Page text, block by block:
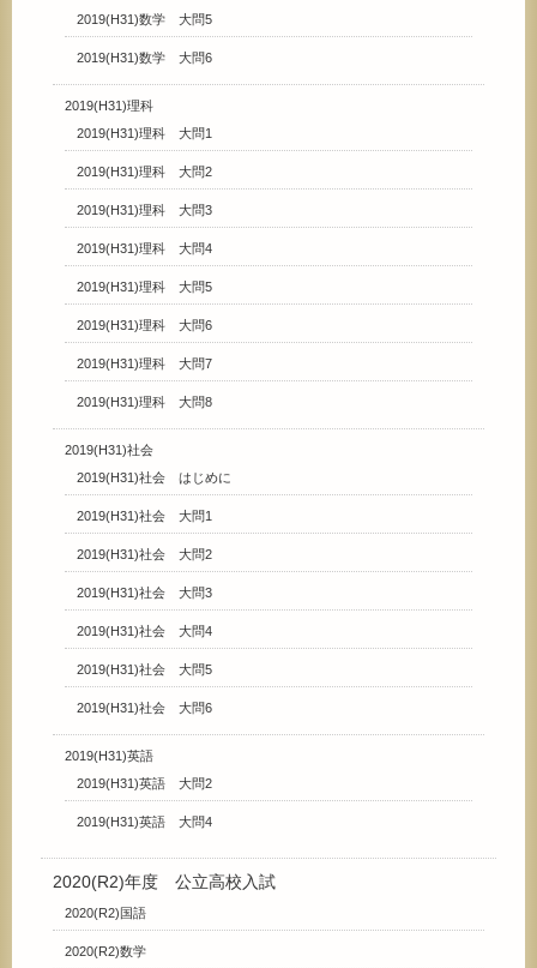
2019(H31)数学 大問5
2019(H31)数学 大問6
2019(H31)理科
2019(H31)理科 大問1
2019(H31)理科 大問2
2019(H31)理科 大問3
2019(H31)理科 大問4
2019(H31)理科 大問5
2019(H31)理科 大問6
2019(H31)理科 大問7
2019(H31)理科 大問8
2019(H31)社会
2019(H31)社会 はじめに
2019(H31)社会 大問1
2019(H31)社会 大問2
2019(H31)社会 大問3
2019(H31)社会 大問4
2019(H31)社会 大問5
2019(H31)社会 大問6
2019(H31)英語
2019(H31)英語 大問2
2019(H31)英語 大問4
2020(R2)年度 公立高校入試
2020(R2)国語
2020(R2)数学